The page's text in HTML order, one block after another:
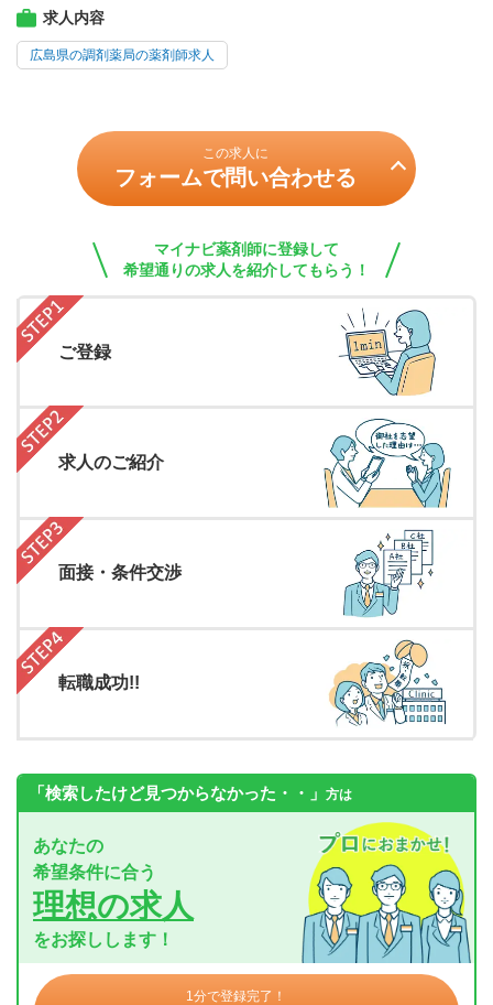
求人内容
広島県の調剤薬局の薬剤師求人
この求人に
フォームで問い合わせる
マイナビ薬剤師に登録して
希望通りの求人を紹介してもらう！
ご登録
求人のご紹介
面接・条件交渉
転職成功!!
「検索したけど見つからなかった・・」 方は
あなたの
希望条件に合う
理想の求人
をお探しします！
1分で登録完了！